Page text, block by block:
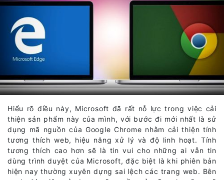
Hiểu rõ điều này, Microsoft đã rất nỗ lực trong việc cải
thiện sản phẩm này của mình, với bước đi mới nhất là sử
dụng mã nguồn của Google Chrome nhằm cải thiện tính
tương thích web, hiệu năng xử lý và độ linh hoạt. Tính
tương thích cao hơn sẽ là tin vui cho những ai vẫn tin
dùng trình duyệt của Microsoft, đặc biệt là khi phiên bản
hiện nay thường xuyên dựng sai lệch các trang web. Bên